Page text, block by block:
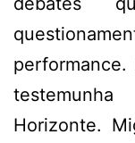
Horizonte.